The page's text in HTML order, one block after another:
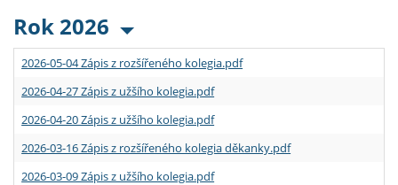
Rok 2026
2026-05-04 Zápis z rozšířeného kolegia.pdf
2026-04-27 Zápis z užšího kolegia.pdf
2026-04-20 Zápis z užšího kolegia.pdf
2026-03-16 Zápis z rozšířeného kolegia děkanky.pdf
2026-03-09 Zápis z užšího kolegia.pdf